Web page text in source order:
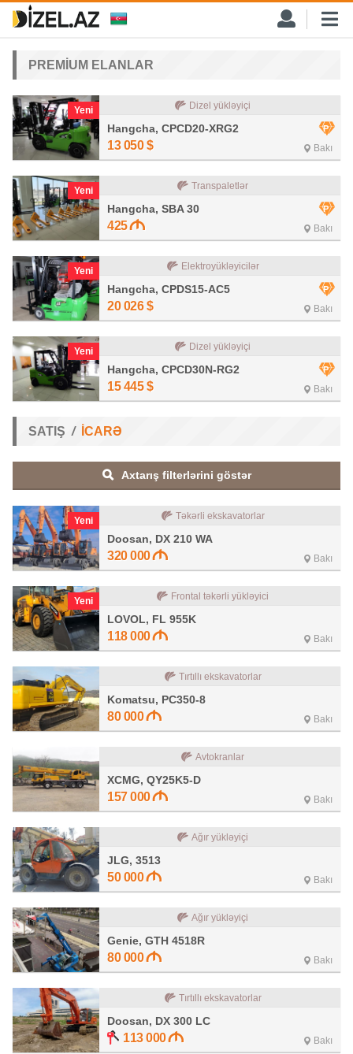
PREMİUM ELANLAR
Yeni Dizel yükləyiçi
Hangcha, CPCD20-XRG2
13 050 $ Bakı
Yeni Transpaletlər
Hangcha, SBA 30
425 Bakı
Yeni Elektroyükləyicilər
Hangcha, CPDS15-AC5
20 026 $ Bakı
Yeni Dizel yükləyiçi
Hangcha, CPCD30N-RG2
15 445 $ Bakı
SATIŞ İCARƏ
Axtarış filterlərini göstər
Yeni Təkərli ekskavatorlar
Doosan, DX 210 WA
320 000 Bakı
Yeni Frontal təkərli yükləyici
LOVOL, FL 955K
118 000 Bakı
Tırtıllı ekskavatorlar
Komatsu, PC350-8
80 000 Bakı
Avtokranlar
XCMG, QY25K5-D
157 000 Bakı
Ağır yükləyiçi
JLG, 3513
50 000 Bakı
Ağır yükləyiçi
Genie, GTH 4518R
80 000 Bakı
Tırtıllı ekskavatorlar
Doosan, DX 300 LC
113 000 Bakı